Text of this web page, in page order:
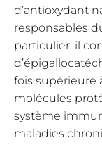
d’antioxydant
responsables
particulier, il
fois supérieure
molécules
système
maladies